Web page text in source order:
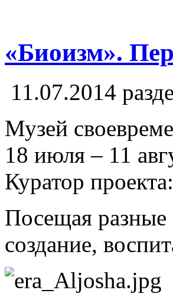
«Биоизм».
11.07.2014
Музей
18 июля – 11
Куратор
Посещая
создание,